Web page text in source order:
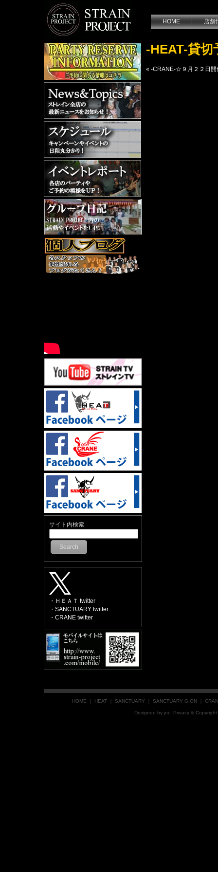
HOME 店舗
サイト内検索
Search
・ＨＥＡＴ twitter
・SANCTUARY twitter
・CRANE twitter
-HEAT-貸
« -CRANE-☆９月２２日
HOME HEAT SANCTUARY SANCTUARY GION
Designed by joc . Privacy &